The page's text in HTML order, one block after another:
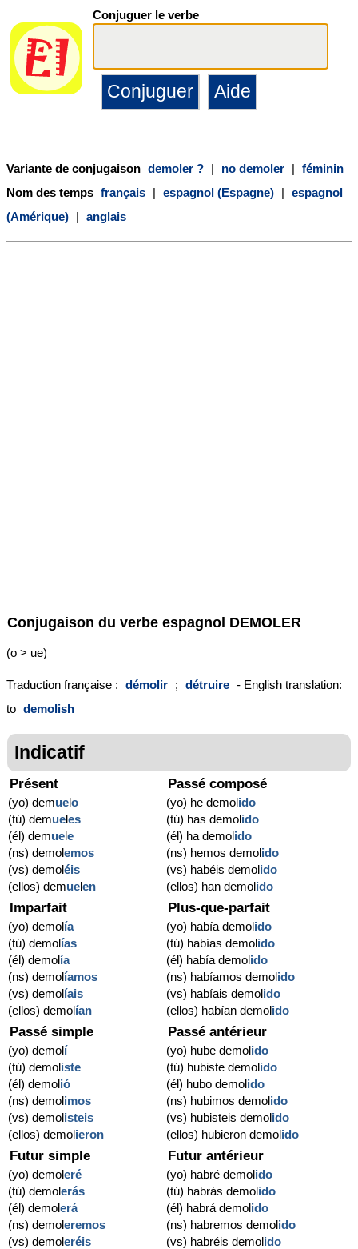
Conjuguer le verbe
Variante de conjugaison demoler ? | no demoler | féminin
Nom des temps français | espagnol (Espagne) | espagnol
(Amérique) | anglais
Conjugaison du verbe espagnol DEMOLER
(o > ue)
Traduction française : démolir ; détruire - English translation:
to demolish
Indicatif
Présent
(yo) demuelo
(tú) demueles
(él) demuele
(ns) demolemos
(vs) demoléis
(ellos) demuelen
Passé composé
(yo) he demolido
(tú) has demolido
(él) ha demolido
(ns) hemos demolido
(vs) habéis demolido
(ellos) han demolido
Imparfait
(yo) demolía
(tú) demolías
(él) demolía
(ns) demolíamos
(vs) demolíais
(ellos) demolían
Plus-que-parfait
(yo) había demolido
(tú) habías demolido
(él) había demolido
(ns) habíamos demolido
(vs) habíais demolido
(ellos) habían demolido
Passé simple
(yo) demolí
(tú) demoliste
(él) demolió
(ns) demolimos
(vs) demolisteis
(ellos) demolieron
Passé antérieur
(yo) hube demolido
(tú) hubiste demolido
(él) hubo demolido
(ns) hubimos demolido
(vs) hubisteis demolido
(ellos) hubieron demolido
Futur simple
(yo) demoleré
(tú) demolerás
(él) demolerá
(ns) demoleremos
(vs) demoleréis
Futur antérieur
(yo) habré demolido
(tú) habrás demolido
(él) habrá demolido
(ns) habremos demolido
(vs) habréis demolido